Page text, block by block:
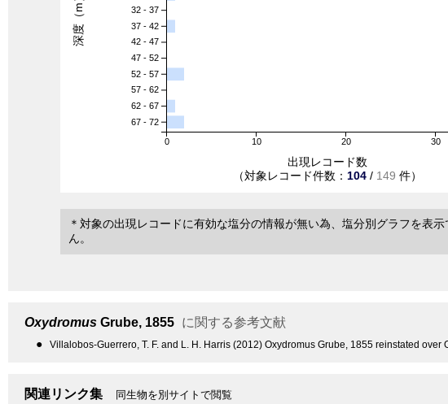
0 10 20 30
32 - 37
37 - 42
42 - 47
47 - 52
52 - 57
57 - 62
62 - 67
67 - 72
出現レコード数
（対象レコード件数： 104 / 149 件）
深度（m）
＊対象の出現レコードに有効な塩分の情報が無い為、塩分別グラフを表
ん。
Oxydromus Grube, 1855 に関する参考文献
● Villalobos-Guerrero, T. F. and L. H. Harris (2012) Oxydromus Grube, 1855 reinstated
関連リンク集 同生物を別サイトで閲覧